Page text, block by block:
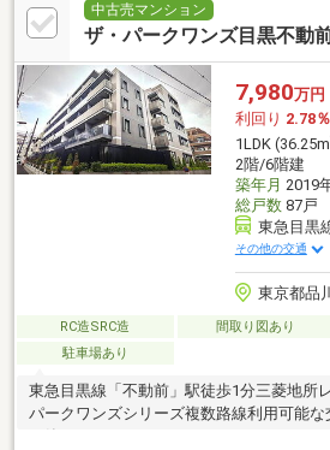
中古売マンション
ザ・パークワンズ目黒不動
7,980万円
利回り 2.78％
1LDK (36.25m
2階/6階建
築年月 2019
総戸数87戸
東急目黒
その他の交通
東京都品
RC造SRC造 間取り図あり
駐車場あり
東急目黒線「不動前」駅徒歩1分三菱地所
パークワンズシリーズ複数路線利用可能